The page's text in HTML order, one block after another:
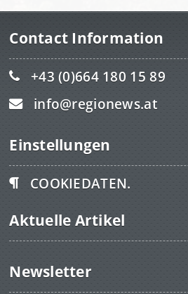
Contact Information
+43 (0)664 180 15 89
info@regionews.at
Einstellungen
COOKIEDATEN.
Aktuelle Artikel
Newsletter